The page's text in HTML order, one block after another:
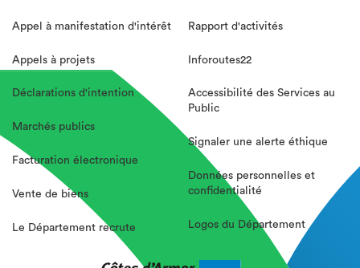
Appel à manifestation d'intérêt
Appels à projets
Déclarations d'intention
Marchés publics
Facturation électronique
Vente de biens
Le Département recrute
Rapport d'activités
Inforoutes22
Accessibilité des Services au
Public
Signaler une alerte éthique
Données personnelles et
confidentialité
Logos du Département